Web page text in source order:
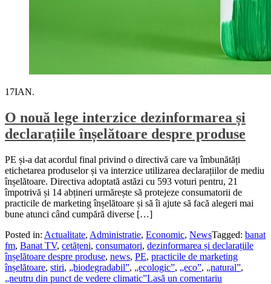
17IAN.
O nouă lege interzice dezinformarea și
declarațiile înșelătoare despre produse
PE și-a dat acordul final privind o directivă care va îmbunătăți
etichetarea produselor și va interzice utilizarea declarațiilor de mediu
înșelătoare. Directiva adoptată astăzi cu 593 voturi pentru, 21
împotrivă și 14 abțineri urmărește să protejeze consumatorii de
practicile de marketing înșelătoare și să îi ajute să facă alegeri mai
bune atunci când cumpără diverse […]
Posted in: Actualitate, Administratie, Economic, NewsTagged: banat
fm, Banat TV, cetățeni, consumatori, dezinformarea și declarațiile
înșelătoare despre produse, news, PE, practicile de marketing
înșelătoare, stiri, „biodegradabil”, „ecologic”, „eco”, „natural”,
„neutru din punct de vedere climatic”Lasă un comentariu